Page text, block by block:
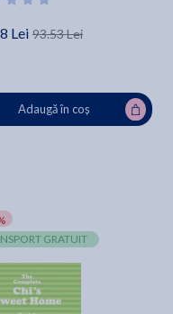
Lei 93.53 Lei
Adaugă în coș
GRATUIT